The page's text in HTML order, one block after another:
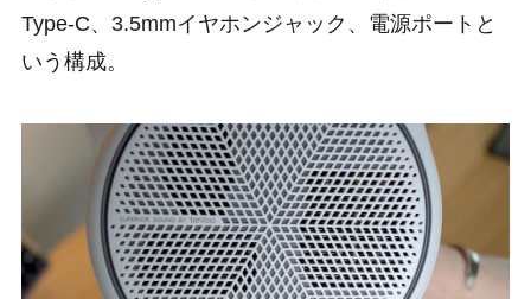
Type-C、3.5mmイヤホンジャック、電源ポートと
いう構成。